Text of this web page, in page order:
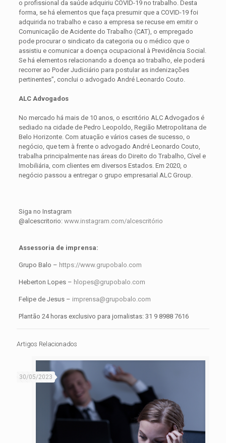
o profissional da saúde adquiriu COVID-19 no trabalho. Desta
forma, se há elementos que faça presumir que a COVID-19 foi
adquirida no trabalho e caso a empresa se recuse em emitir o
Comunicação de Acidente do Trabalho (CAT), o empregado
pode procurar o sindicato da categoria ou o médico que o
assistiu e comunicar a doença ocupacional à Previdência Social.
Se há elementos relacionando a doença ao trabalho, ele poderá
recorrer ao Poder Judiciário para postular as indenizações
pertinentes”, conclui o advogado André Leonardo Couto.
ALC Advogados
No mercado há mais de 10 anos, o escritório ALC Advogados é
sediado na cidade de Pedro Leopoldo, Região Metropolitana de
Belo Horizonte. Com atuação e vários cases de sucesso, o
negócio, que tem à frente o advogado André Leonardo Couto,
trabalha principalmente nas áreas do Direito do Trabalho, Cível e
Imobiliária, com clientes em diversos Estados. Em 2020, o
negócio passou a entregar o grupo empresarial ALC Group.
Siga no Instagram
@alcescritorio: www.instagram.com/alcescritório
Assessoria de imprensa:
Grupo Balo – https://www.grupobalo.com
Heberton Lopes – hlopes@grupobalo.com
Felipe de Jesus – imprensa@grupobalo.com
Plantão 24 horas exclusivo para jornalistas: 31 9 8988 7616
Artigos Relacionados
30/05/2023